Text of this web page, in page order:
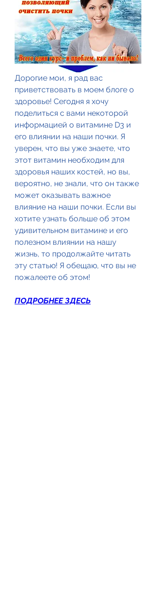
Дорогие мои, я рад вас
приветствовать в моем блоге о
здоровье! Сегодня я хочу
поделиться с вами некоторой
информацией о витамине D3 и
его влиянии на наши почки. Я
уверен, что вы уже знаете, что
этот витамин необходим для
здоровья наших костей, но вы,
вероятно, не знали, что он также
может оказывать важное
влияние на наши почки. Если вы
хотите узнать больше об этом
удивительном витамине и его
полезном влиянии на нашу
жизнь, то продолжайте читать
эту статью! Я обещаю, что вы не
пожалеете об этом!
ПОДРОБНЕЕ ЗДЕСЬ